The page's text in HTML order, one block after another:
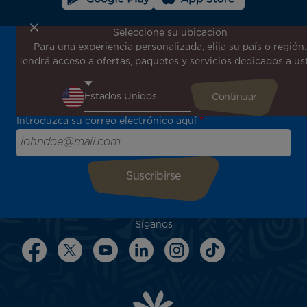
¡Suscríbase a nuestro boletín de noticias para recibir las
últimas novedades!
promociones especiales, descubra nuestros destinos y
encuentre inspiración para su próximo viaje.
Introduzca su correo electrónico aquí
Síganos
Seleccione su ubicación
Para una experiencia personalizada, elija su país o región.
Tendrá acceso a ofertas, paquetes y servicios dedicados a